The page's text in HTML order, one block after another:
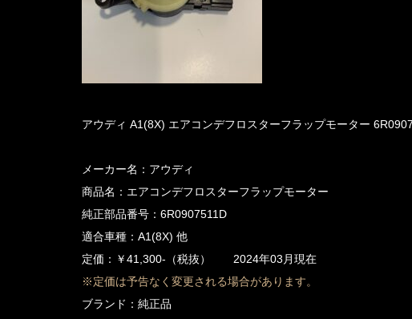
アウディ A1(8X) エアコンデフロスターフラップモーター
メーカー名：アウディ
商品名：エアコンデフロスターフラップモーター
純正部品番号：6R0907511D
適合車種：A1(8X) 他
定価：￥41,300-（税抜） 2024年03月現在
※定価は予告なく変更される場合があります。
ブランド：純正品